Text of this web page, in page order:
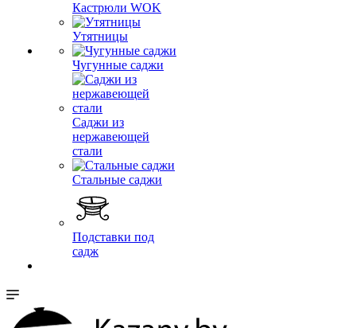
Кастрюли WOK
Утятницы
Чугунные саджи
Саджи из
нержавеющей
стали
Стальные саджи
Подставки под
садж